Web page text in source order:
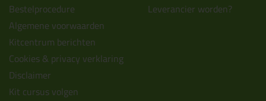
Bestelprocedure
Algemene voorwaarden
Kitcentrum berichten
Cookies & privacy verklaring
Disclaimer
Kit cursus volgen
Leverancier worden?